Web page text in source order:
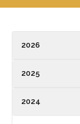
2026
2025
2024